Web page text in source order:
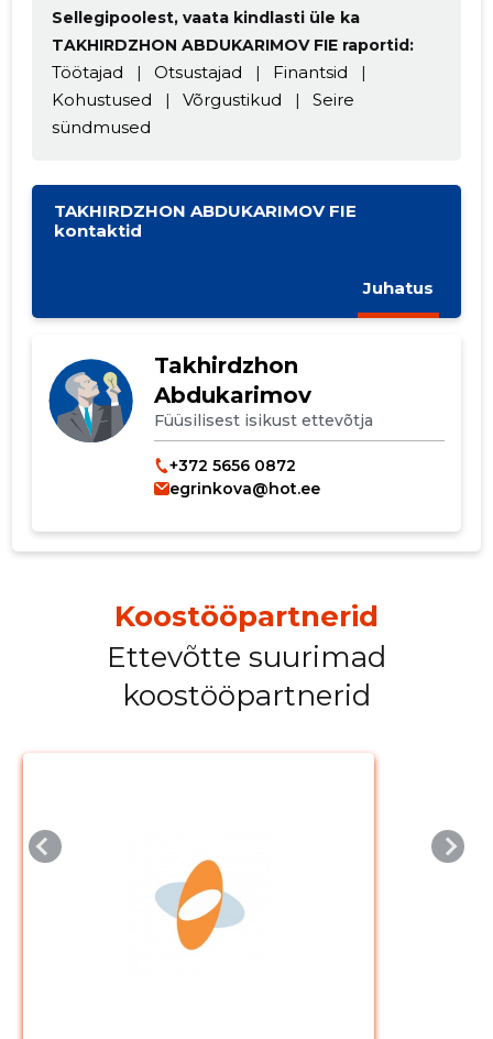
Sellegipoolest, vaata kindlasti üle ka
TAKHIRDZHON ABDUKARIMOV FIE raportid:
Töötajad | Otsustajad | Finantsid
|
Kohustused
| Võrgustikud |
Seire
sündmused
TAKHIRDZHON ABDUKARIMOV FIE
kontaktid
Juhatus
Takhirdzhon
Abdukarimov
Füüsilisest isikust ettevõtja
+372 5656 0872
egrinkova@hot.ee
Koostööpartnerid
Ettevõtte suurimad
koostööpartnerid
Muuda pildi
MUUDA